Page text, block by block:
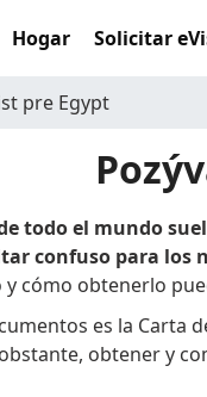
Hogar Solicitar
pre Egypt
todo el mundo
confuso para los
y cómo obtenerlo
es la Carta
obtener y